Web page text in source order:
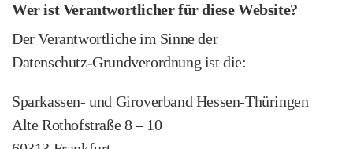
Wer ist Verantwortlicher für diese Website?
Der Verantwortliche im Sinne der
Datenschutz‑Grundverordnung ist die:
Sparkassen‑ und Giroverband Hessen‑Thüringen
Alte Rothofstraße 8 – 10